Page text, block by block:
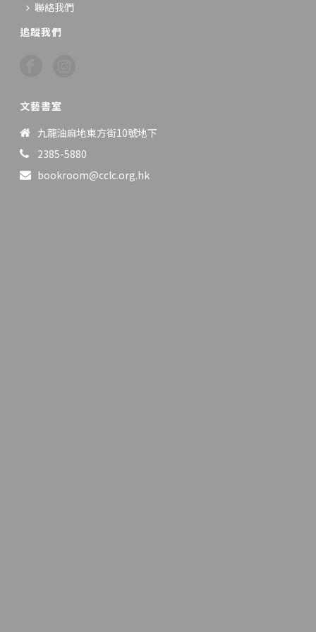
聯絡我們
追蹤我們
文藝書室
九龍油麻地東方街10號地下
2385-5880
bookroom@cclc.org.hk